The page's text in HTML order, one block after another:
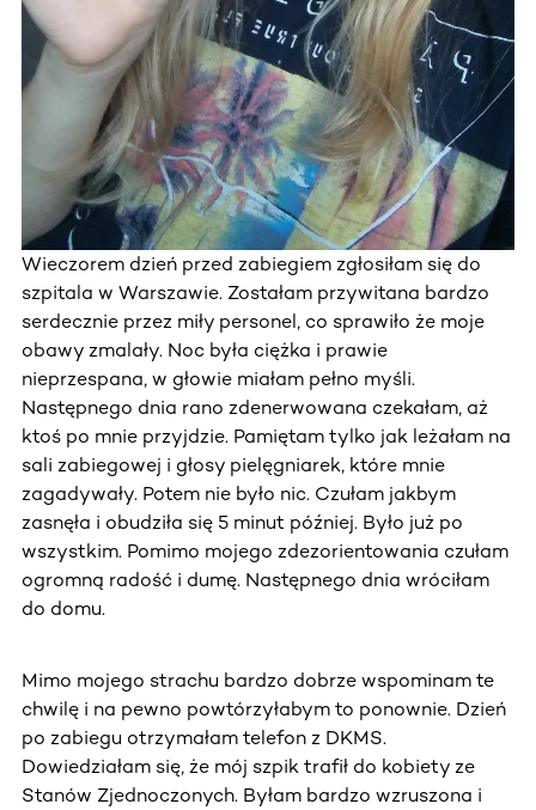
Wieczorem dzień przed zabiegiem zgłosiłam się do
szpitala w Warszawie. Zostałam przywitana bardzo
serdecznie przez miły personel, co sprawiło że moje
obawy zmalały. Noc była ciężka i prawie
nieprzespana, w głowie miałam pełno myśli.
Następnego dnia rano zdenerwowana czekałam, aż
ktoś po mnie przyjdzie. Pamiętam tylko jak leżałam na
sali zabiegowej i głosy pielęgniarek, które mnie
zagadywały. Potem nie było nic. Czułam jakbym
zasnęła i obudziła się 5 minut później. Było już po
wszystkim. Pomimo mojego zdezorientowania czułam
ogromną radość i dumę. Następnego dnia wróciłam
do domu.
Mimo mojego strachu bardzo dobrze wspominam te
chwilę i na pewno powtórzyłabym to ponownie. Dzień
po zabiegu otrzymałam telefon z DKMS.
Dowiedziałam się, że mój szpik trafił do kobiety ze
Stanów Zjednoczonych. Byłam bardzo wzruszona i